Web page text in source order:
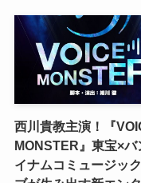
西川貴教主演！『
MONSTER』東宝×バ
イナムコミュージッ